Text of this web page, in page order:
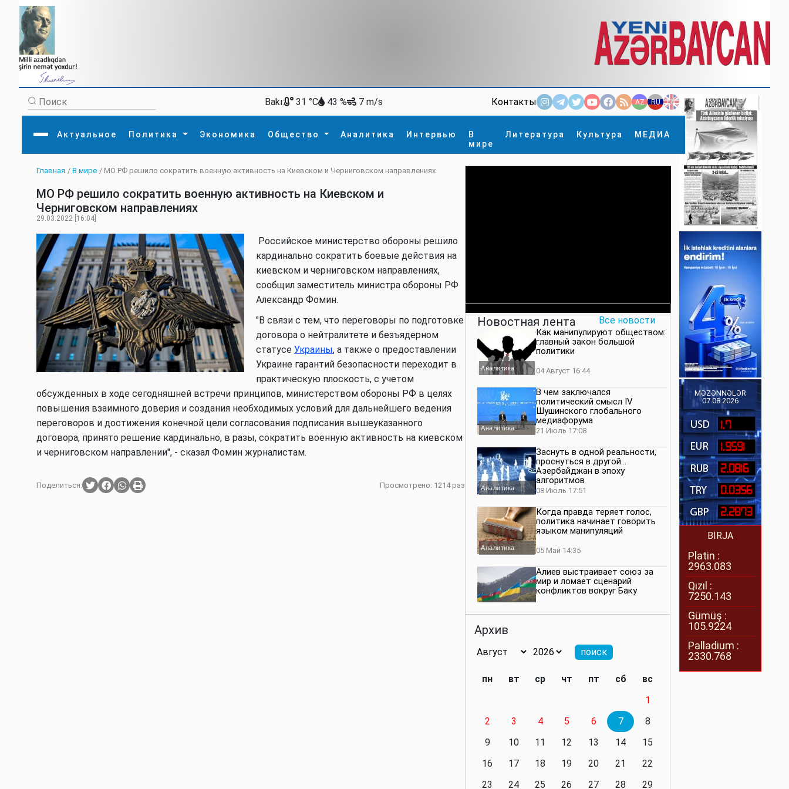
Bakı: 31 °C 43 % 7 m/s Контакты AZ RU EN
Актуальное Политика Экономика Общество Аналитика Интервью
В
мире
Литература Культура МЕДИА
×
Актуальное
Экономика
Аналитика
Культура
Интервью
МЕДИА
Внешняя политика
Внутренняя политика
Туризм
Диаспора
İdman Новые технологии
Главная / В мире / МО РФ решило сократить военную активность на Киевском и Черниговском направлениях
МО РФ решило сократить военную активность на Киевском и
Черниговском направлениях
29.03.2022 [16:04]
Российское министерство обороны решило
кардинально сократить боевые действия на
киевском и черниговском направлениях,
сообщил заместитель министра обороны РФ
Александр Фомин.
"В связи с тем, что переговоры по подготовке
договора о нейтралитете и безъядерном
статусе Украины, а также о предоставлении
Украине гарантий безопасности переходит в
практическую плоскость, с учетом
обсужденных в ходе сегодняшней встречи принципов, министерством обороны РФ в целях
повышения взаимного доверия и создания необходимых условий для дальнейшего ведения
переговоров и достижения конечной цели согласования подписания вышеуказанного
договора, принято решение кардинально, в разы, сократить военную активность на киевском
и черниговском направлении", - сказал Фомин журналистам.
Поделиться: Просмотрено: 1214 раз
Новостная лента Все новости
Аналитика
Как манипулируют обществом:
главный закон большой
политики
04 Август 16:44
Аналитика
В чем заключался
политический смысл IV
Шушинского глобального
медиафорума
21 Июль 17:08
Аналитика
Заснуть в одной реальности,
проснуться в другой…
Азербайджан в эпоху
алгоритмов
08 Июль 17:51
Аналитика
Когда правда теряет голос,
политика начинает говорить
языком манипуляций
05 Май 14:35
Алиев выстраивает союз за
мир и ломает сценарий
конфликтов вокруг Баку
значимость региона
нейтралитета больше не будет
Политика
президенту приходится все
делать самому
Архив
пн вт ср чт пт сб
вс
1
2
3 4 5 6 7
8
9
10 11 12 13 14
15
16
17 18 19 20 21
22
23
24 25 26 27 28
29
MƏZƏNNƏLƏR
07.08.2026
1.7
1.9591
2.0816
0.0356
2.2873
BİRJA
Platin :
2963.083
Qızıl :
7250.143
Gümüş :
105.9224
Palladium :
2330.768